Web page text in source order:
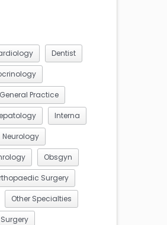
Dentist
General Practice
Interna
Neurology
Obsgyn
Surgery
Other Specialties